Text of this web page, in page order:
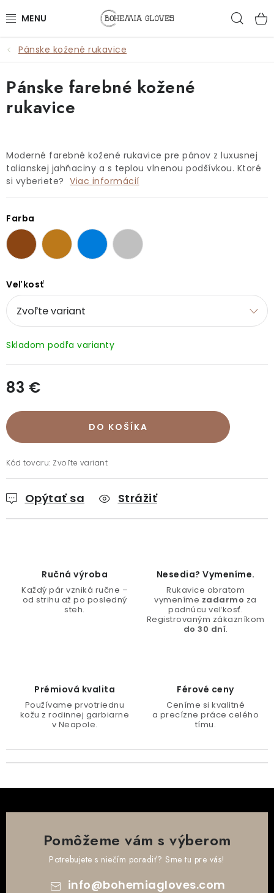
na
ŽENY
MUŽI
DOPLNKY
DARČEKOVÉ POUKAZY
VŠETKY PRODUKTY
Doprava a platba
O rukaviciach
O nás Blog Predajne
Klub BG
Kontakt
Pánske kožené rukavice
Moderné farebné kožené rukavice pre pánov z luxusnej
talianskej jahňaciny a s teplou vlnenou podšívkou. Ktoré
si vyberiete? Viac informácií
Farba
Veľkosť
83 €
DO KOŠÍKA
Kód tovaru: Zvoľte variant
Opýtať sa Strážiť
Pánske farebné kožené
rukavice
Ručná výroba
Každý pár vzniká ručne –
od strihu až po posledný
steh.
Nesedia? Vymeníme.
Rukavice obratom
vymeníme zadarmo za
padnúcu veľkosť.
Registrovaným zákazníkom
do 30 dní.
Prémiová kvalita
Používame prvotriednu
kožu z rodinnej garbiarne
v Neapole.
Férové ​​ceny
Ceníme si kvalitné
a precízne práce celého
tímu.
Pomôžeme vám s výberom
Potrebujete s niečím poradiť? Sme tu pre vás!
info@bohemiagloves.com